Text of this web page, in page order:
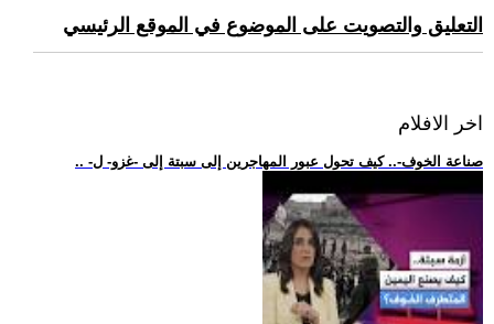
التعليق والتصويت على الموضوع في الموقع الرئيسي
اخر الافلام
.. -صناعة الخوف-.. كيف تحول عبور المهاجرين إلى سبتة إلى -غزو- ل